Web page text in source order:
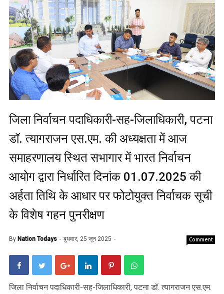
जिला निर्वाचन पदाधिकारी-सह-जिलाधिकारी, पटना
डॉ. त्यागराजन एस.एम. की अध्यक्षता में आज
समाहरणालय स्थित सभागार में भारत निर्वाचन
आयोग द्वारा निर्धारित दिनांक 01.07.2025 की
अर्हता तिथि के आधार पर फोटोयुक्त निर्वाचक सूची
के विशेष गहन पुनरीक्षण
By Nation Todays बुधवार, 25 जून 2025 Comment
जिला निर्वाचन पदाधिकारी-सह-जिलाधिकारी, पटना डॉ. त्यागराजन एस.एम.